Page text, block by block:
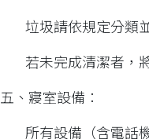
垃圾請依規定分類
若未完成清潔者，
五、寢室設備：
所有設備（含電話